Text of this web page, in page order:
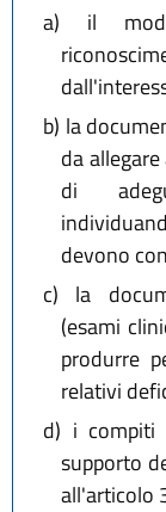
a) il
b) la
da
di
devono
c) la
(esami
produrre
relativi
d) i compiti
supporto
all'articolo